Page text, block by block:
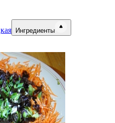
Ингредиенты